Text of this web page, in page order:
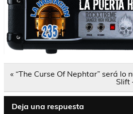
Navegación
« “The Curse Of Nephtar” será lo
Slift
Deja una respuesta